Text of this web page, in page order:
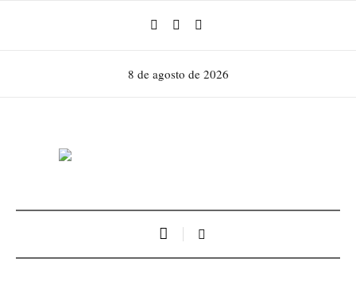
8 de agosto de 2026